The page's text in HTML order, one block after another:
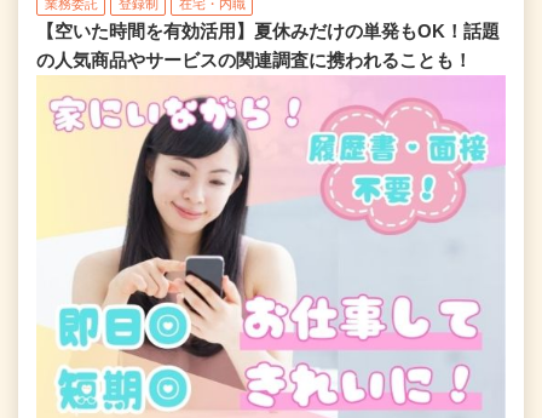
業務委託 登録制 在宅・内職
【空いた時間を有効活用】夏休みだけの単発もOK！話題
の人気商品やサービスの関連調査に携われることも！